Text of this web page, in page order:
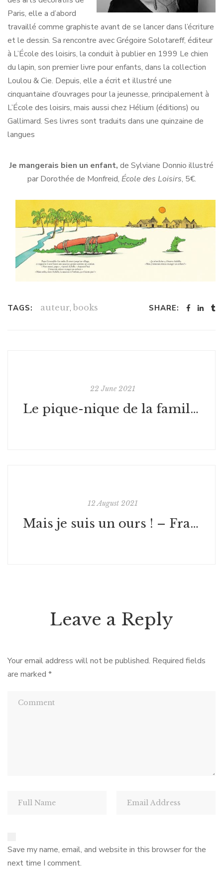
Paris, elle a d’abord
travaillé comme graphiste avant de se lancer dans l’écriture
et le dessin. Sa rencontre avec Grégoire Solotareff, éditeur
à L’École des loisirs, la conduit à publier en 1999 Le chien
du lapin, son premier livre pour enfants, dans la collection
Loulou & Cie. Depuis, elle a écrit et illustré une
cinquantaine d’ouvrages pour la jeunesse, principalement à
L’École des loisirs, mais aussi chez Hélium (éditions) ou
Gallimard. Ses livres sont traduits dans une quinzaine de
langues
Je mangerais bien un enfant, de Sylviane Donnio illustré
par Dorothée de Monfreid, École des Loisirs, 5€.
TAGS: auteur, books SHARE:
22 June 2021
Le pique-nique de la famille Souris - Kazuo Iwamura
12 August 2021
Mais je suis un ours ! – Frank Tashlin
Leave a Reply
Your email address will not be published. Required fields
are marked *
Save my name, email, and website in this browser for the
next time I comment.